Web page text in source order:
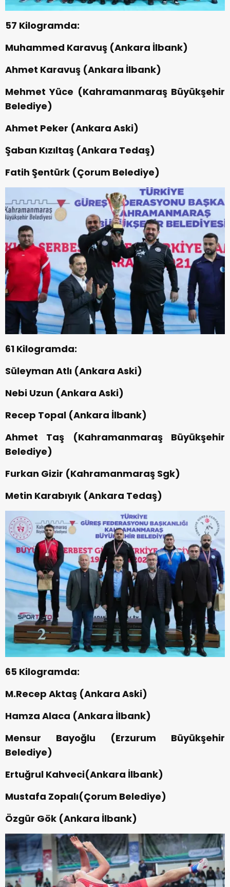
57 Kilogramda:
Muhammed Karavuş (Ankara İlbank)
Ahmet Karavuş (Ankara İlbank)
Mehmet Yüce (Kahramanmaraş Büyükşehir
Belediye)
Ahmet Peker (Ankara Aski)
Şaban Kızıltaş (Ankara Tedaş)
Fatih Şentürk (Çorum Belediye)
61 Kilogramda:
Süleyman Atlı (Ankara Aski)
Nebi Uzun (Ankara Aski)
Recep Topal (Ankara İlbank)
Ahmet Taş (Kahramanmaraş Büyükşehir
Belediye)
Furkan Gizir (Kahramanmaraş Sgk)
Metin Karabıyık (Ankara Tedaş)
65 Kilogramda:
M.Recep Aktaş (Ankara Aski)
Hamza Alaca (Ankara İlbank)
Mensur Bayoğlu (Erzurum Büyükşehir
Belediye)
Ertuğrul Kahveci(Ankara İlbank)
Mustafa Zopalı(Çorum Belediye)
Özgür Gök (Ankara İlbank)